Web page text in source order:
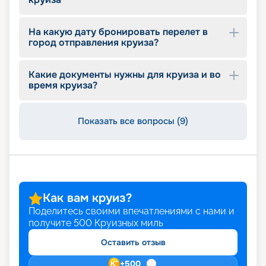
тур по более выгодной цене, воспользуйтесь
сайте и планируйте незабываемый отдых.
На какую дату бронировать перелет в
город отправления круиза?
Какие документы нужны для круиза и во
время круиза?
Показать все вопросы (9)
Как вам круиз?
Поделитесь своими впечатлениями с нами и
получите 500 Круизных миль
Оставить отзыв
+500